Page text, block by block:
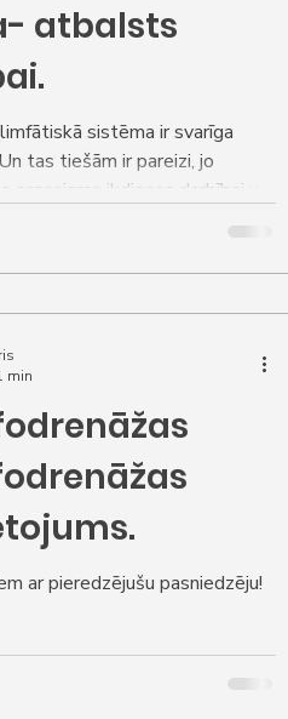
atbalsts
sistēma ir svarīga
tas tiešām ir pareizi, jo
ikdienas darbībai un
ar pieredzējušu pasniedzēju!
min